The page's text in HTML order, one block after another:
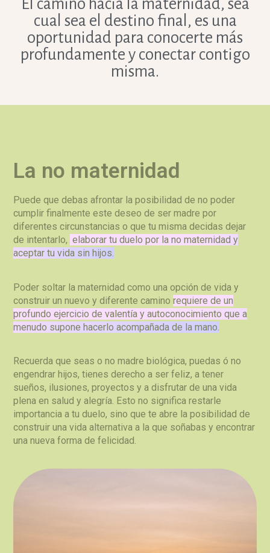
El camino hacia la maternidad, sea
cual sea el destino final, es una
oportunidad para conocerte más
profundamente y conectar contigo
misma.
La no maternidad
Puede que debas afrontar la posibilidad de no poder
cumplir finalmente este deseo de ser madre por
diferentes circunstancias o que tu misma decidas dejar
de intentarlo, elaborar tu duelo por la no maternidad y
aceptar tu vida sin hijos.
Poder soltar la maternidad como una opción de vida y
construir un nuevo y diferente caminorequiere de un
profundo ejercicio de valentía y autoconocimiento que a
menudo supone hacerlo acompañada de la mano.
Recuerda que seas o no madre biológica, puedasó no
engendrar hijos, tienes derecho a ser feliz, atener
sueños, ilusiones, proyectos y a disfrutar de una vida
plena en salud y alegría. Esto no significa restarle
importancia a tu duelo, sino que te abre la posibilidad de
construir una vida alternativa a la que soñabas y encontrar
una nueva forma de felicidad.